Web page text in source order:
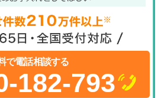
で電話相談する
182-793